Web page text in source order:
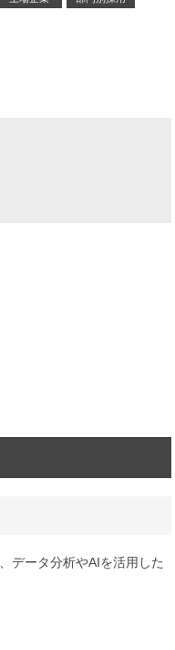
データ分析やAIを活用した